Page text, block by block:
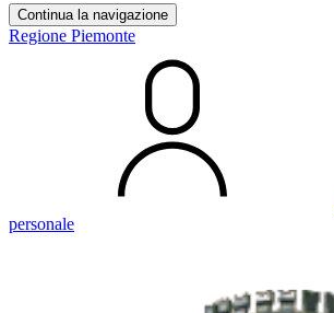
Continua la navigazione
Regione Piemonte
personale